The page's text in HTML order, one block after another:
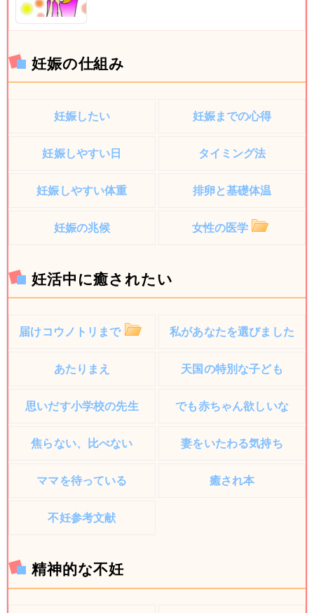
妊娠の仕組み
妊娠したい 妊娠までの心得
妊娠しやすい日 タイミング法
妊娠しやすい体重 排卵と基礎体温
妊娠の兆候 女性の医学
妊活中に癒されたい
届けコウノトリまで 私があなたを選びました
あたりまえ 天国の特別な子ども
思いだす小学校の先生 でも赤ちゃん欲しいな
焦らない、比べない 妻をいたわる気持ち
ママを待っている 癒され本
不妊参考文献
精神的な不妊